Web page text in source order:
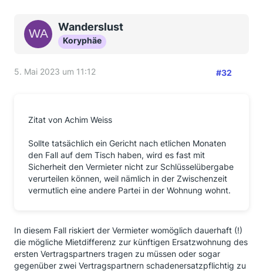
Wanderslust
Koryphäe
5. Mai 2023 um 11:12 #32
Zitat von Achim Weiss
Sollte tatsächlich ein Gericht nach etlichen Monaten
den Fall auf dem Tisch haben, wird es fast mit
Sicherheit den Vermieter nicht zur Schlüsselübergabe
verurteilen können, weil nämlich in der Zwischenzeit
vermutlich eine andere Partei in der Wohnung wohnt.
In diesem Fall riskiert der Vermieter womöglich dauerhaft (!)
die mögliche Mietdifferenz zur künftigen Ersatzwohnung des
ersten Vertragspartners tragen zu müssen oder sogar
gegenüber zwei Vertragspartnern schadenersatzpflichtig zu